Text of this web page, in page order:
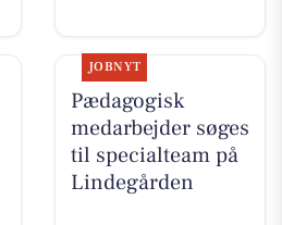
JOBNYT
Pædagogisk
medarbejder søges
til specialteam på
Lindegården